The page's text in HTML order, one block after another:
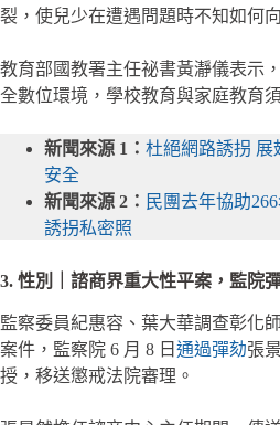
裂，使兒少在遭遇問題時不知如何
教育部國教署主任祕書黃瀞儀表示
全數位環境，學校教育與家庭教育
新聞來源 1： 杜絕網路誘拐 展
安全
新聞來源 2： 民團去年協助
誘拐私密照
3. 性別｜諮商界重大性平案，監院
監察委員紀惠容、葉大華調查彰化
案件，監察院 6 月 8 日 通過彈劾張
授，移送懲戒法院審理。